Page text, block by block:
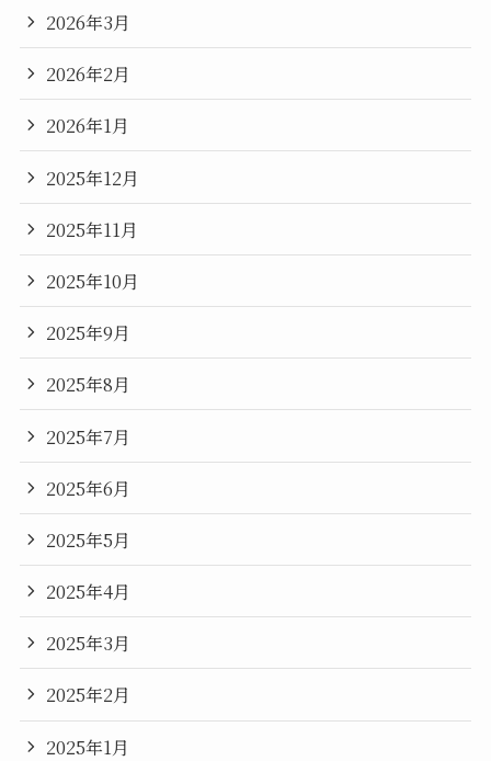
2026年3月
2026年2月
2026年1月
2025年12月
2025年11月
2025年10月
2025年9月
2025年8月
2025年7月
2025年6月
2025年5月
2025年4月
2025年3月
2025年2月
2025年1月